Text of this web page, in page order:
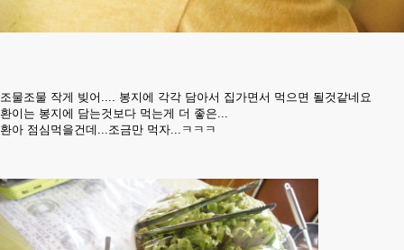
조물조물 작게 빚어.... 봉지에 각각 담아서 집가면서 먹으면 될것같네요
환이는 봉지에 담는것보다 먹는게 더 좋은...
환아 점심먹을건데...조금만 먹자...ㅋㅋㅋ